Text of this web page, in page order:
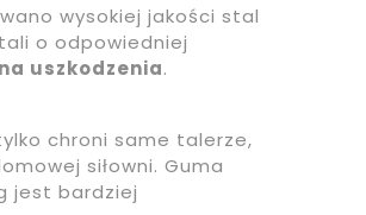
wysokiej jakości stal
o odpowiedniej
uszkodzenia.
chroni same talerze,
siłowni. Guma
jest bardziej